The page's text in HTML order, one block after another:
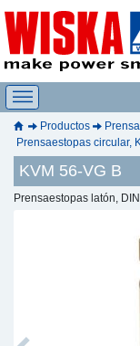
Productos
Prensaestopas circular,
KVM 56-VG B
Prensaestopas latón,